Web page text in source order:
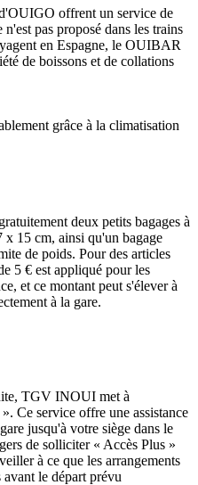
offrent un service de
pas proposé dans les trains
en Espagne, le OUIBAR
de boissons et de collations
grâce à la climatisation
deux petits bagages à
x 15 cm, ainsi qu'un bagage
de poids. Pour des articles
5 € est appliqué pour les
et ce montant peut s'élever à
à la gare.
TGV INOUI met à
Ce service offre une assistance
jusqu'à votre siège dans le
de solliciter « Accès Plus »
à ce que les arrangements
le départ prévu